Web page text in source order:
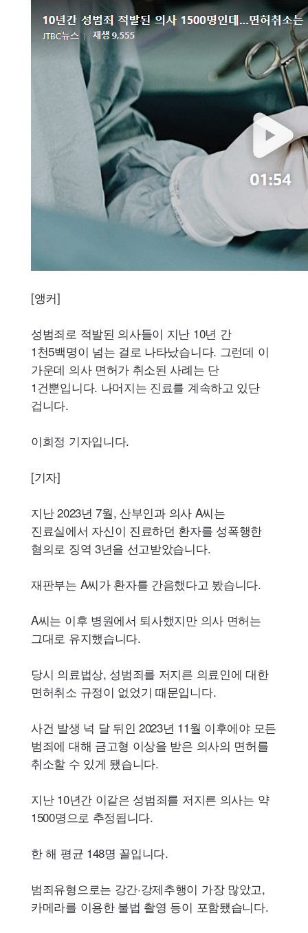
[앵커]
성범죄로 적발된 의사들이 지난 10년 간
1천5백명이 넘는 걸로 나타났습니다. 그런데 이
가운데 의사 면허가 취소된 사례는 단
1건뿐입니다. 나머지는 진료를 계속하고 있단
겁니다.
이희정 기자입니다.
[기자]
지난 2023년 7월, 산부인과 의사 A씨는
진료실에서 자신이 진료하던 환자를 성폭행한
혐의로 징역 3년을 선고받았습니다.
재판부는 A씨가 환자를 간음했다고 봤습니다.
A씨는 이후 병원에서 퇴사했지만 의사 면허는
그대로 유지했습니다.
당시 의료법상, 성범죄를 저지른 의료인에 대한
면허취소 규정이 없었기 때문입니다.
사건 발생 넉 달 뒤인 2023년 11월 이후에야 모든
범죄에 대해 금고형 이상을 받은 의사의 면허를
취소할 수 있게 됐습니다.
지난 10년간 이같은 성범죄를 저지른 의사는 약
1500명으로 추정됩니다.
한 해 평균 148명 꼴입니다.
범죄유형으로는 강간·강제추행이 가장 많았고,
카메라를 이용한 불법 촬영 등이 포함됐습니다.